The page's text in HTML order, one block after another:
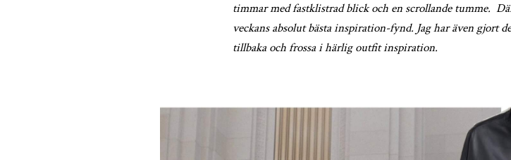
timmar med fastklistrad blick och en scrollande tumme.
veckans absolut bästa inspiration-fynd. Jag har även gjort
tillbaka och frossa i härlig outfit inspiration.